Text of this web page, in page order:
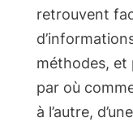
retrouvent
méthodes, et
par où
à l’autre,